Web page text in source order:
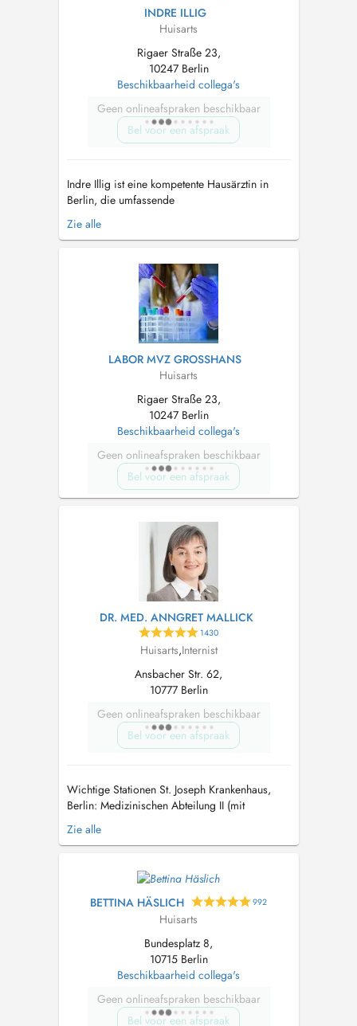
INDRE ILLIG
Huisarts
Rigaer Straße 23,
10247 Berlin
Beschikbaarheid collega's
Geen onlineafspraken beschikbaar
Bel voor een afspraak
Indre Illig ist eine kompetente Hausärztin in
Berlin, die umfassende
Gesundheitsdienstleistungen für ihre Patienten
anbietet. Als Teil des MVZ Dr. Grosshans
und chronischen Erkrankungen und legt großen
Wert auf eine präventive medizinische
Betreuung. Le...
Zie alle
LABOR MVZ GROSSHANS
Huisarts
Rigaer Straße 23,
10247 Berlin
Beschikbaarheid collega's
Geen onlineafspraken beschikbaar
Bel voor een afspraak
DR. MED. ANNGRET MALLICK
1430
Huisarts,Internist
Ansbacher Str. 62,
10777 Berlin
Geen onlineafspraken beschikbaar
Bel voor een afspraak
Wichtige Stationen St. Joseph Krankenhaus,
Berlin: Medizinischen Abteilung II (mit
Nephrologie und Dialyse) Chefärzte Prof. Dr.
Klaus Schaefer und Prof. Dr. Christiane Erley;
Assistenzärztin, Dialyse-Oberärztin, Leitende
Oberärztin Anerkennung als Fachärztin für In...
Zie alle
BETTINA HÄSLICH 992
Huisarts
Bundesplatz 8,
10715 Berlin
Beschikbaarheid collega's
Geen onlineafspraken beschikbaar
Bel voor een afspraak